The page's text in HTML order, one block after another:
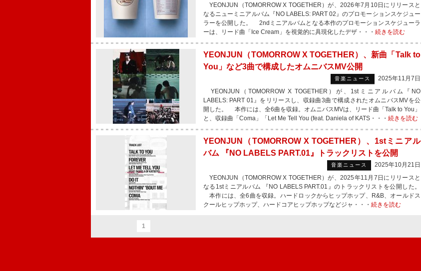
YEONJUN（TOMORROW X TOGETHER）が、2026年7月10日にリリースと
なるニューミニアルバム『NO LABELS: PART 02』のプロモーションスケジュー
ラーを公開した。 2ndミニアルバムとなる本作のプロモーションスケジューラ
ーは、リード曲「Ice Cream」を視覚的に具現化したデザ・・・ 続きを読む
YEONJUN（TOMORROW X TOGETHER）、新曲「Talk to
You」など3曲で構成したオムニバスMV公開
音楽ニュース
2025年11月7日
YEONJUN（TOMORROW X TOGETHER）が、1stミニアルバム『NO
LABELS: PART 01』をリリースし、収録曲3曲で構成されたオムニバスMVを公
開した。 本作には、全6曲を収録。オムニバスMVは、リード曲「Talk to You」
と、収録曲「Coma」「Let Me Tell You (feat. Daniela of KATS・・・ 続きを読む
YEONJUN（TOMORROW X TOGETHER）、1stミニアル
バム 『NO LABELS PART.01』トラックリストを公開
音楽ニュース
2025年10月21日
YEONJUN（TOMORROW X TOGETHER）が、2025年11月7日にリリースと
なる1stミニアルバム 『NO LABELS PART.01』のトラックリストを公開した。
本作には、全6曲を収録。ハードロックからヒップホップ、R&B、オールドス
クールヒップホップ、ハードコアヒップホップなどジャ・・・ 続きを読む
1